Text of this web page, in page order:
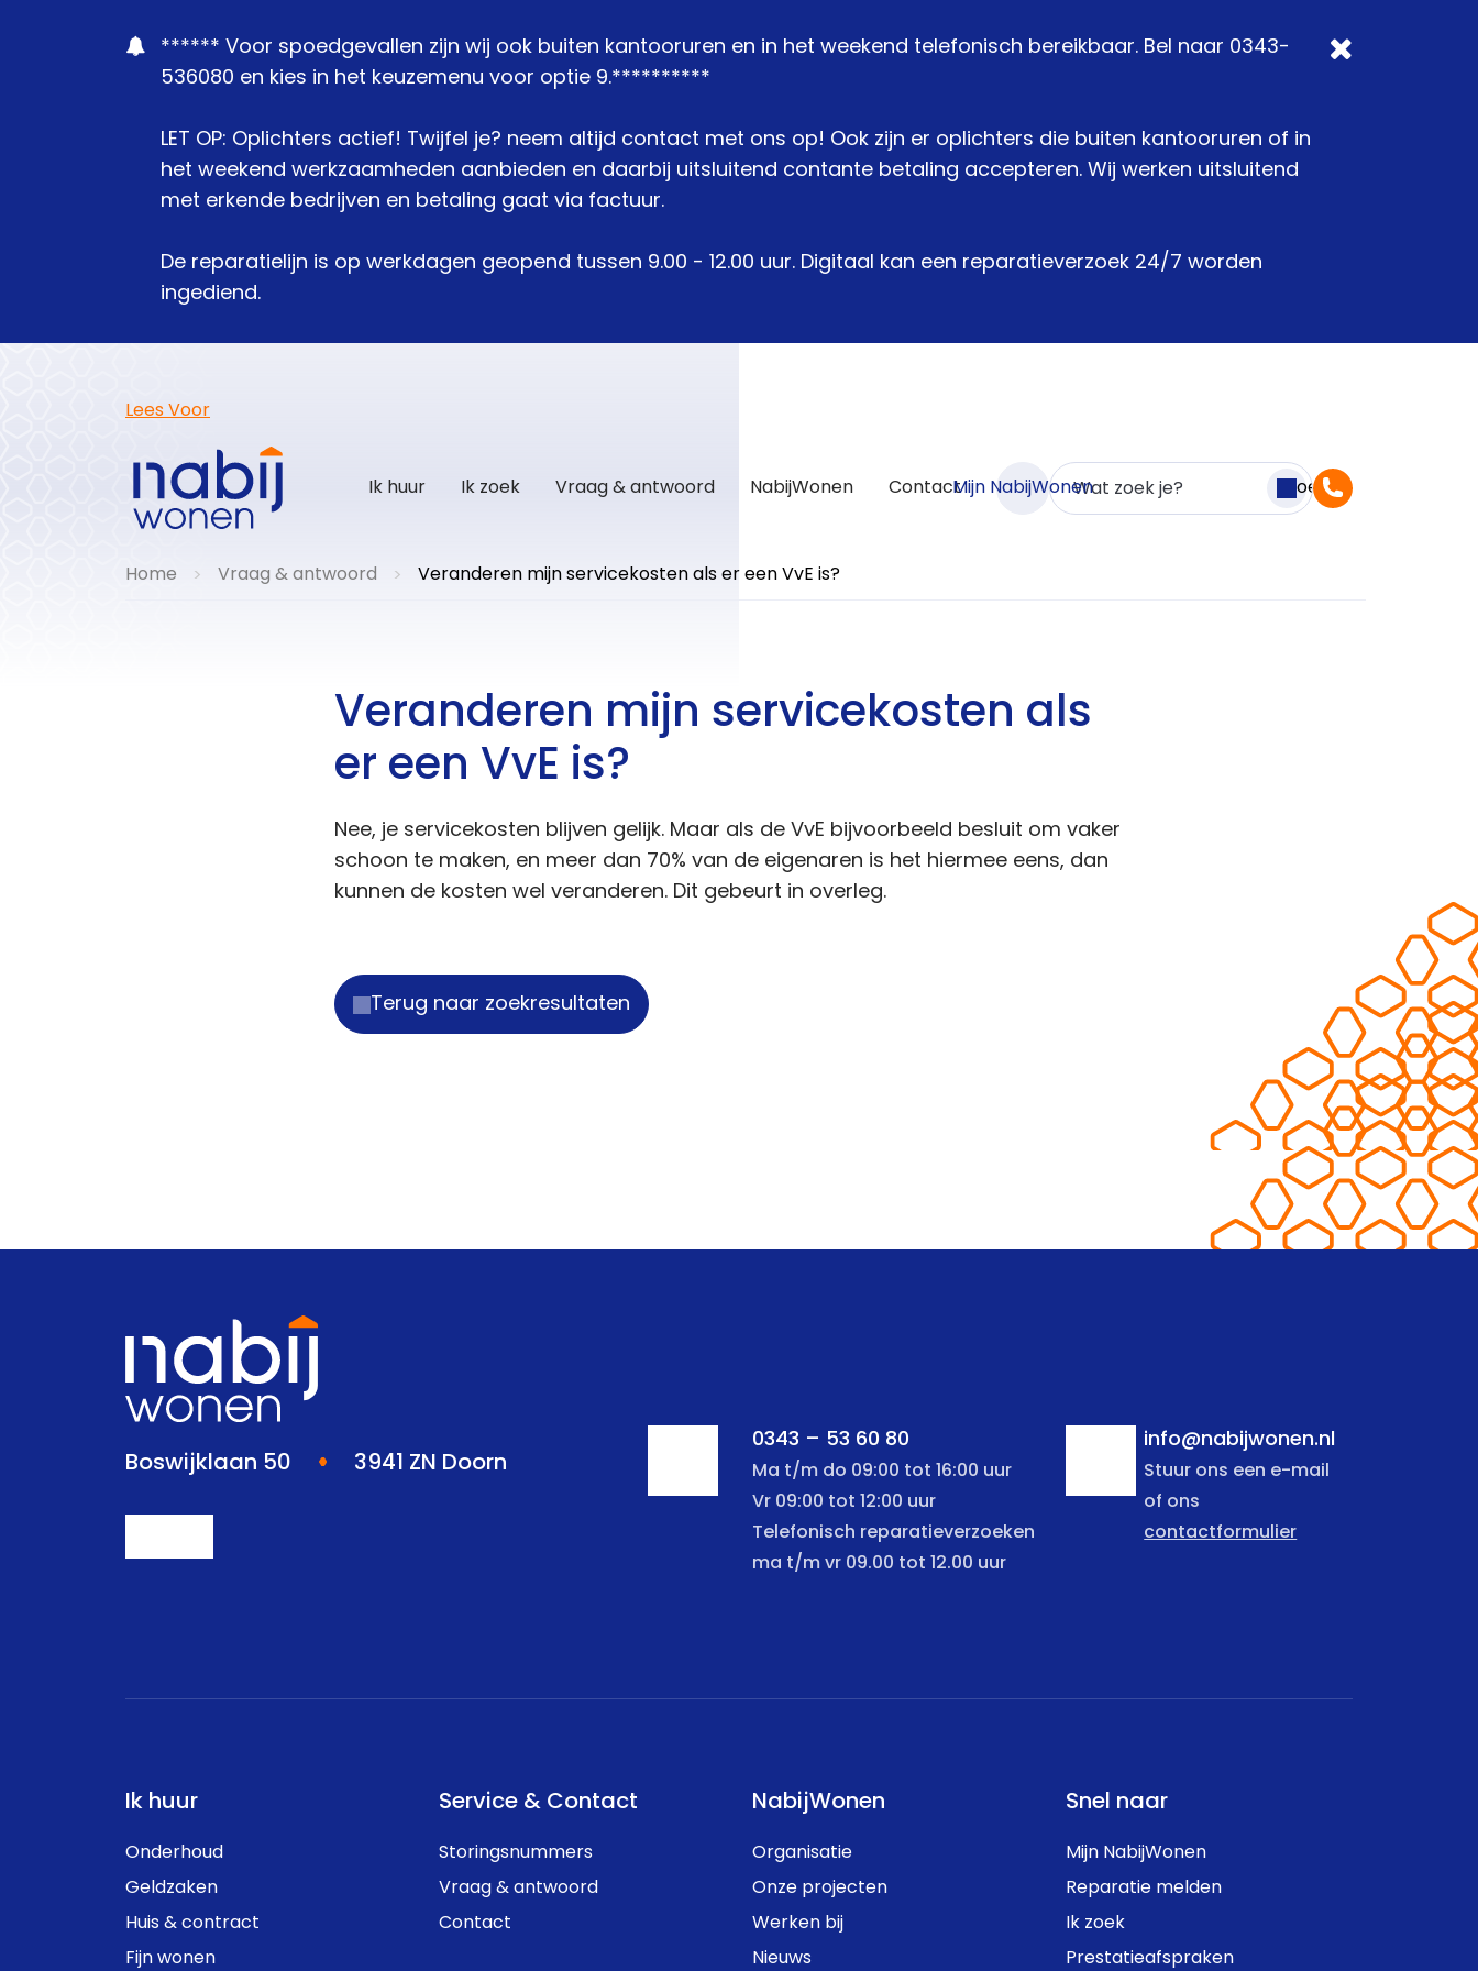
****** Voor spoedgevallen zijn wij ook buiten kantooruren en in het weekend telefonisch bereikbaar. Bel naar 0343-
536080 en kies in het keuzemenu voor optie 9.**********
LET OP: Oplichters actief! Twijfel je? neem altijd contact met ons op! Ook zijn er oplichters die buiten kantooruren of in
het weekend werkzaamheden aanbieden en daarbij uitsluitend contante betaling accepteren. Wij werken uitsluitend
met erkende bedrijven en betaling gaat via factuur.
De reparatielijn is op werkdagen geopend tussen 9.00 - 12.00 uur. Digitaal kan een reparatieverzoek 24/7 worden
ingediend.
Lees Voor
Ik huur Ik zoek Vraag & antwoord NabijWonen ContactMijn NabijWonen Zoeken
Home > Vraag & antwoord > Veranderen mijn servicekosten als er een VvE is?
Veranderen mijn servicekosten als
er een VvE is?
Nee, je servicekosten blijven gelijk. Maar als de VvE bijvoorbeeld besluit om vaker
schoon te maken, en meer dan 70% van de eigenaren is het hiermee eens, dan
kunnen de kosten wel veranderen. Dit gebeurt in overleg.
Terug naar zoekresultaten
Boswijklaan 50 3941 ZN Doorn
0343 – 53 60 80
Ma t/m do 09:00 tot 16:00 uur
Vr 09:00 tot 12:00 uur
Telefonisch reparatieverzoeken
ma t/m vr 09.00 tot 12.00 uur
info@nabijwonen.nl
Stuur ons een e-mail
of ons
contactformulier
Ik huur
Onderhoud
Geldzaken
Huis & contract
Fijn wonen
Service & Contact
Storingsnummers
Vraag & antwoord
Contact
NabijWonen
Organisatie
Onze projecten
Werken bij
Nieuws
Snel naar
Mijn NabijWonen
Reparatie melden
Ik zoek
Prestatieafspraken